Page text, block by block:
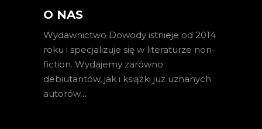
O NAS
Wydawnictwo Dowody istnieje od 2014
roku i specjalizuje się w literaturze non-
fiction. Wydajemy zarówno
debiutantów, jak i książki już uznanych
autorów…